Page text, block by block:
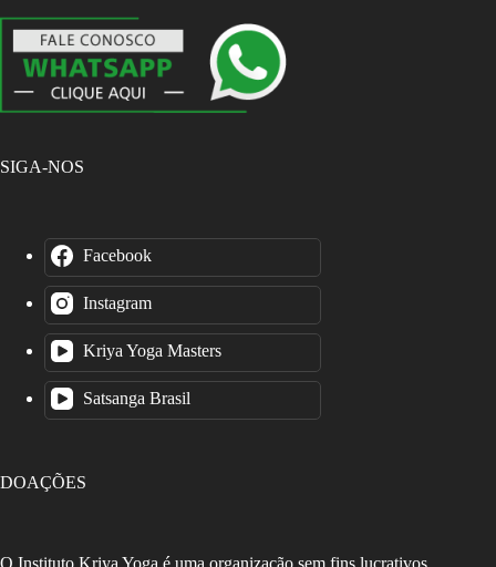
SIGA-NOS
Facebook
Instagram
Kriya Yoga Masters
Satsanga Brasil
DOAÇÕES
O Instituto Kriya Yoga é uma organização sem fins lucrativos.